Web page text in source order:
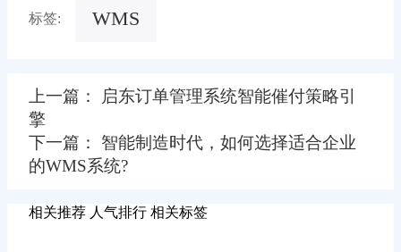
标签: WMS
上一篇： 启东订单管理系统智能催付策略引
擎
下一篇： 智能制造时代，如何选择适合企业
的WMS系统?
相关推荐 人气排行 相关标签